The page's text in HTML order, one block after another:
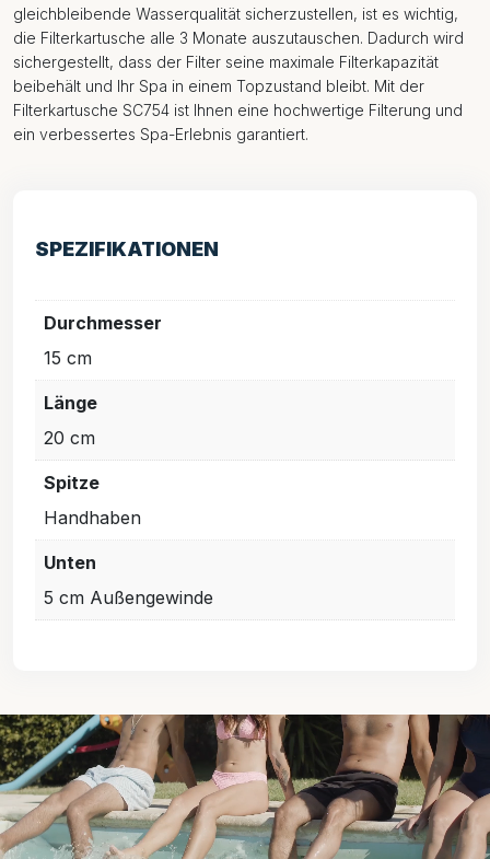
gleichbleibende Wasserqualität sicherzustellen, ist es wichtig,
die Filterkartusche alle 3 Monate auszutauschen. Dadurch wird
sichergestellt, dass der Filter seine maximale Filterkapazität
beibehält und Ihr Spa in einem Topzustand bleibt. Mit der
Filterkartusche SC754 ist Ihnen eine hochwertige Filterung und
ein verbessertes Spa-Erlebnis garantiert.
SPEZIFIKATIONEN
Durchmesser
15 cm
Länge
20 cm
Spitze
Handhaben
Unten
5 cm Außengewinde